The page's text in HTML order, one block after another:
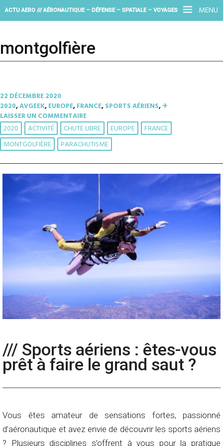
MENU
ACTU AERO /// AÉRONAUTIQUE – DÉFENSE – SPATIALE – VOYAGES
montgolfière
22 DÉCEMBRE 2020
2020,AVGEEK,EUROPE,FRANCE,SPORTS AÉRIENS,✈︎
LAISSER UN COMMENTAIRE
2020 ACTIVITÉ CHUTE LIBRE EUROPE
FRANCE
MONTGOLFIÈRE
PARACHUTISME
/// Sports aériens : êtes-vous
prêt à faire le grand saut ?
Vous êtes amateur de sensations fortes, passionné
d’aéronautique et avez envie de découvrir les sports aériens
? Plusieurs disciplines s’offrent à vous pour la pratique